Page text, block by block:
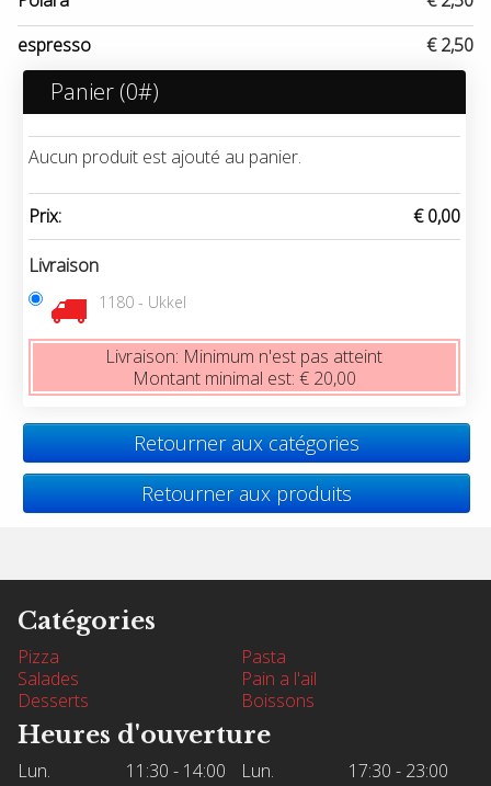
espresso
€ 2,50
Panier (0#)
Aucun produit est ajouté au panier.
Prix: € 0,00
Livraison
1180 - Ukkel
Livraison: Minimum n'est pas atteint
Montant minimal est: € 20,00
Retourner aux catégories
Retourner aux produits
Catégories
Pizza
Pasta
Salades
Pain a l'ail
Desserts
Boissons
Heures d'ouverture
Lun. 11:30 - 14:00 Lun.
17:30 - 23:00